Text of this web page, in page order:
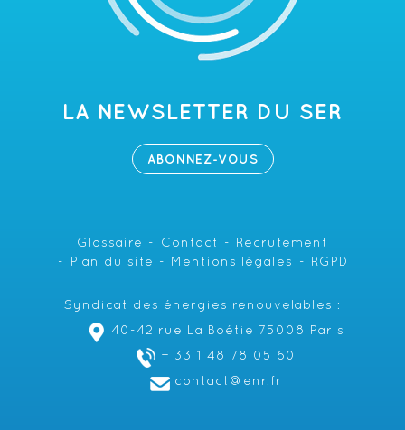
LA NEWSLETTER DU SER
ABONNEZ-VOUS
Glossaire Contact
Recrutement
Plan du site
Mentions légales RGPD
Syndicat des énergies renouvelables :
40-42 rue La Boétie 75008 Paris
+ 33 1 48 78 05 60
contact@enr.fr